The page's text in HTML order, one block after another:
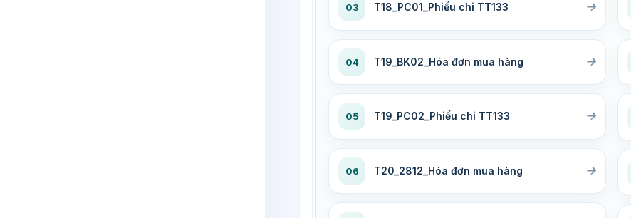
03 T18_PC01_Phiếu chi TT133
04 T19_BK02_Hóa đơn mua hàng
05 T19_PC02_Phiếu chi TT133
06 T20_2812_Hóa đơn mua hàng